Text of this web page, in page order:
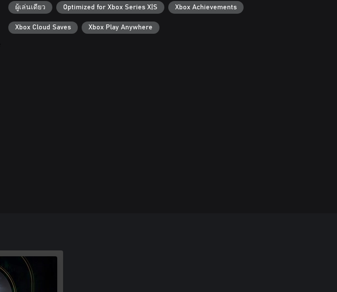
ผู้เล่นเดียว Optimized for Xbox Series X|S Xbox Achievements
Xbox Cloud Saves Xbox Play Anywhere